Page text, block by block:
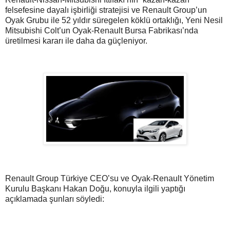
felsefesine dayalı işbirliği stratejisi ve Renault Group’un
Oyak Grubu ile 52 yıldır süregelen köklü ortaklığı, Yeni Nesil
Mitsubishi Colt’un Oyak-Renault Bursa Fabrikası’nda
üretilmesi kararı ile daha da güçleniyor.
Renault Group Türkiye CEO’su ve Oyak-Renault Yönetim
Kurulu Başkanı Hakan Doğu, konuyla ilgili yaptığı
açıklamada şunları söyledi: